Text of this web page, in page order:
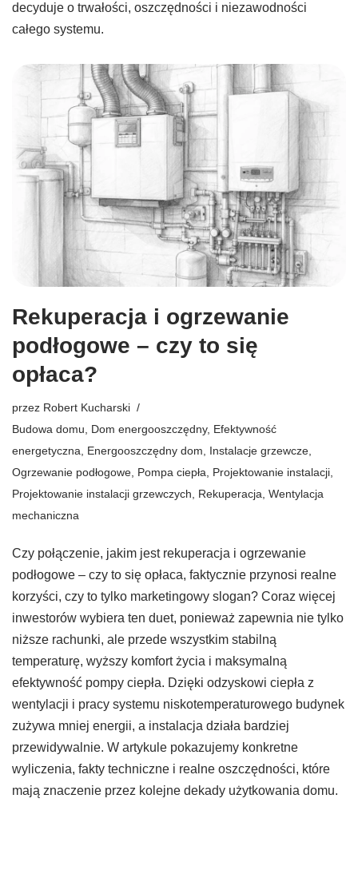
decyduje o trwałości, oszczędności i niezawodności
całego systemu.
Rekuperacja i ogrzewanie
podłogowe – czy to się
opłaca?
przez Robert Kucharski
Budowa domu
Dom energooszczędny, Efektywność
energetyczna
Energooszczędny dom Instalacje grzewcze
Ogrzewanie podłogowe Pompa ciepła Projektowanie instalacji
Projektowanie instalacji grzewczych
Rekuperacja Wentylacja
mechaniczna
Czy połączenie, jakim jest rekuperacja i ogrzewanie
podłogowe – czy to się opłaca, faktycznie przynosi realne
korzyści, czy to tylko marketingowy slogan? Coraz więcej
inwestorów wybiera ten duet, ponieważ zapewnia nie tylko
niższe rachunki, ale przede wszystkim stabilną
temperaturę, wyższy komfort życia i maksymalną
efektywność pompy ciepła. Dzięki odzyskowi ciepła z
wentylacji i pracy systemu niskotemperaturowego budynek
zużywa mniej energii, a instalacja działa bardziej
przewidywalnie. W artykule pokazujemy konkretne
wyliczenia, fakty techniczne i realne oszczędności, które
mają znaczenie przez kolejne dekady użytkowania domu.